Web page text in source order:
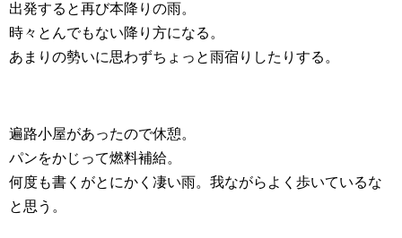
出発すると再び本降りの雨。
時々とんでもない降り方になる。
あまりの勢いに思わずちょっと雨宿りしたりする。
遍路小屋があったので休憩。
パンをかじって燃料補給。
何度も書くがとにかく凄い雨。我ながらよく歩いているな
と思う。